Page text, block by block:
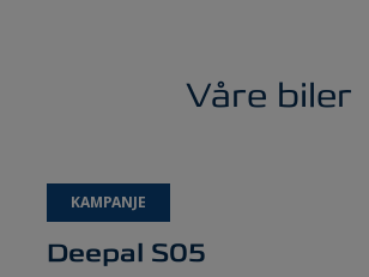
Våre biler
KAMPANJE
Deepal S05